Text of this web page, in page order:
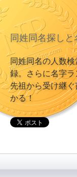
同姓同名探し
同姓同名の人数
録。さらに名字ラ
先祖から受け継
かる！